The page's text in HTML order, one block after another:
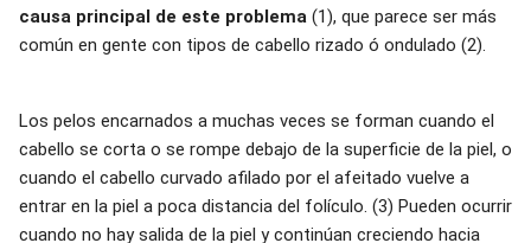
causa principal de este problema (1), que parece ser más
común en gente con tipos de cabello rizado ó ondulado (2).
Los pelos encarnados a muchas veces se forman cuando el
cabello se corta o se rompe debajo de la superficie de la piel, o
cuando el cabello curvado afilado por el afeitado vuelve a
entrar en la piel a poca distancia del folículo. (3) Pueden ocurrir
cuando no hay salida de la piel y continúan creciendo hacia